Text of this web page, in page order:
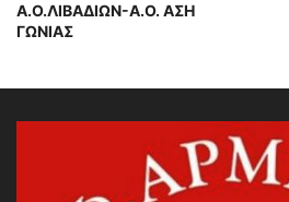
Α.Ο.ΛΙΒΑΔΙΩΝ-Α.Ο. ΑΣΗ
ΓΩΝΙΑΣ